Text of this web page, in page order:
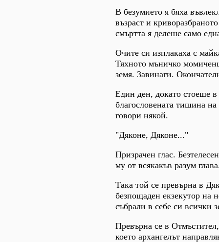
В безумието я бяха
възраст и
смъртта я делеше само
Очите си изплакаха с
Тяхното мъничко
земя. Завинаги.
Един ден, докато стоеше в
благословената тишина
говори някой.
"Дяконе, Дяконе..."
Призрачен глас.
му от всякакъв разум
Така той се превърна в
безпощаден екзекутор на
събрали в себе си всички
Превърна се в
което архангелът